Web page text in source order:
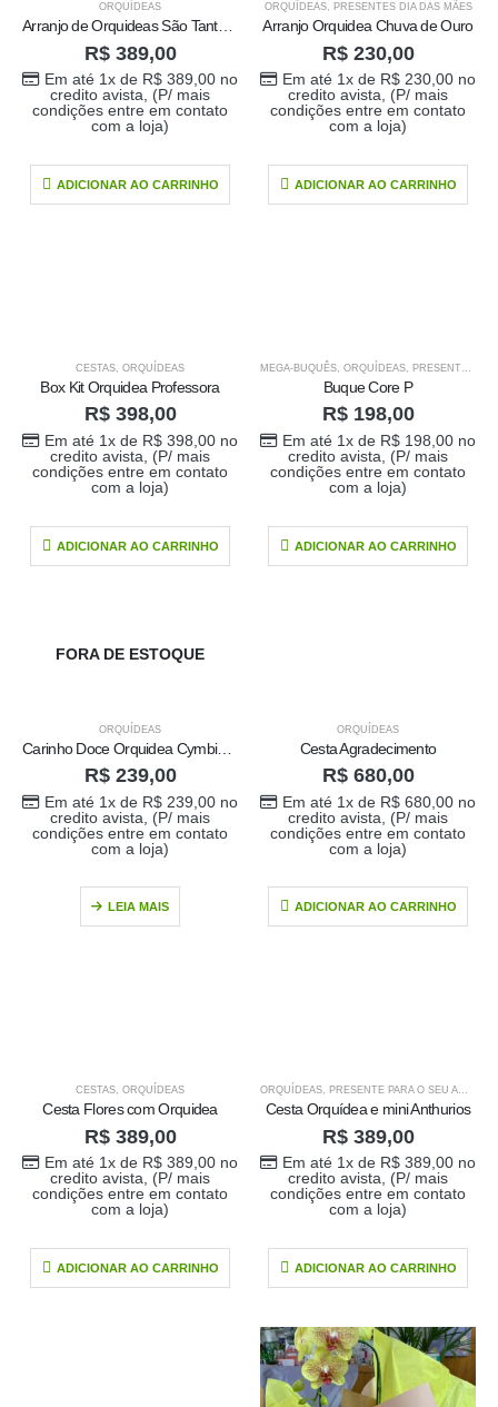
ORQUÍDEAS
Arranjo de Orquideas São Tantas Coisas
R$389,00
Em até 1x de R$389,00no
credito avista, (P/ mais
condições entre em contato
com a loja)
ADICIONAR AO CARRINHO
ORQUÍDEAS, PRESENTES DIA DAS MÃES
Arranjo Orquidea Chuva de Ouro
R$230,00
Em até 1x de R$230,00no
credito avista, (P/ mais
condições entre em contato
com a loja)
ADICIONAR AO CARRINHO
CESTAS ORQUÍDEAS
Box Kit Orquidea Professora
R$398,00
Em até 1x de R$398,00no
credito avista, (P/ mais
condições entre em contato
com a loja)
ADICIONAR AO CARRINHO
MEGA-BUQUÊS ORQUÍDEAS PRESENTES DIA DAS MÃES
Buque Core P
R$198,00
Em até 1x de R$198,00no
credito avista, (P/ mais
condições entre em contato
com a loja)
ADICIONAR AO CARRINHO
FORA DE ESTOQUE
ORQUÍDEAS
Carinho Doce Orquidea Cymbidium
R$239,00
Em até 1x de R$239,00no
credito avista, (P/ mais
condições entre em contato
com a loja)
LEIA MAIS
ORQUÍDEAS
Cesta Agradecimento
R$680,00
Em até 1x de R$680,00no
credito avista, (P/ mais
condições entre em contato
com a loja)
ADICIONAR AO CARRINHO
CESTAS, ORQUÍDEAS
Cesta Flores com Orquidea
R$389,00
Em até 1x de R$389,00no
credito avista, (P/ mais
condições entre em contato
com a loja)
ADICIONAR AO CARRINHO
ORQUÍDEAS, PRESENTE PARA O SEU AMOR
Cesta Orquídea e mini Anthurios
R$389,00
Em até 1x de R$389,00no
credito avista, (P/ mais
condições entre em contato
com a loja)
ADICIONAR AO CARRINHO
R$689,00
credito avista, (P/
mais condições
entre em contato
com a loja)
Buque Core P
0out of 5
R$198,00
com a loja)